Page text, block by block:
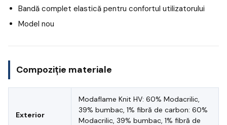
Bandă complet elastică pentru confortul utilizatorului
Model nou
Compoziție materiale
Exterior
Modaflame Knit HV: 60% Modacrilic,
39% bumbac, 1% fibră de carbon: 60%
Modacrilic, 39% bumbac, 1% fibră de